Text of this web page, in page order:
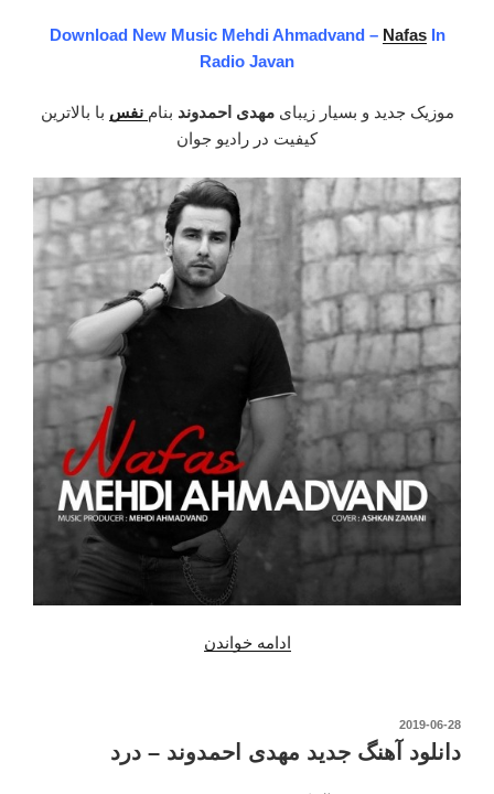
Download New Music Mehdi Ahmadvand – NafasIn
Radio Javan
موزیک جدید و بسیار زیبایمهدی احمدوند بنام نفس با بالاترین
کیفیت در رادیو جوان
ادامه خواندن
احمدوند
نوشته‌شده
2019-06-28
دانلود آهنگ جدید مهدی احمدوند – درد